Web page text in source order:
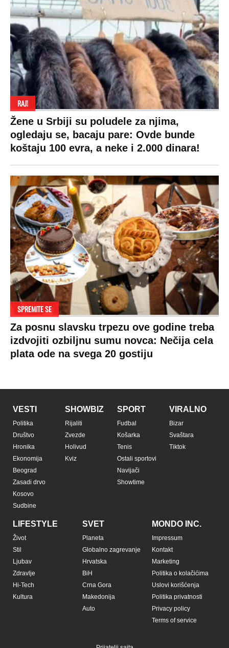
RAJ!
Žene u Srbiji su poludele za njima,
ogledaju se, bacaju pare: Ovde bunde
koštaju 100 evra, a neke i 2.000 dinara!
SPREMITE SE
Za posnu slavsku trpezu ove godine treba
izdvojiti ozbiljnu sumu novca: Nečija cela
plata ode na svega 20 gostiju
VESTI
Politika
Društvo
Hronika
Ekonomija
Beograd
Zasadi drvo
Kosovo
Sudbine
SHOWBIZ
Rijaliti
Zvezde
Holivud
Kviz
SPORT
Fudbal
Košarka
Tenis
Ostali sportovi
Navijači
Showtime
VIRALNO
Bizar
Svaštara
Tiktok
LIFESTYLE
Život
Stil
Ljubav
Zdravlje
Hi-Tech
Kultura
SVET
Planeta
Globalno zagrevanje
Hrvatska
BiH
Crna Gora
Makedonija
Auto
MONDO INC.
Impressum
Kontakt
Marketing
Politika o kolačićima
Uslovi korišćenja
Politika privatnosti
Privacy policy
Terms of service